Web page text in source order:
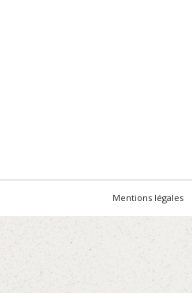
Mentions légales